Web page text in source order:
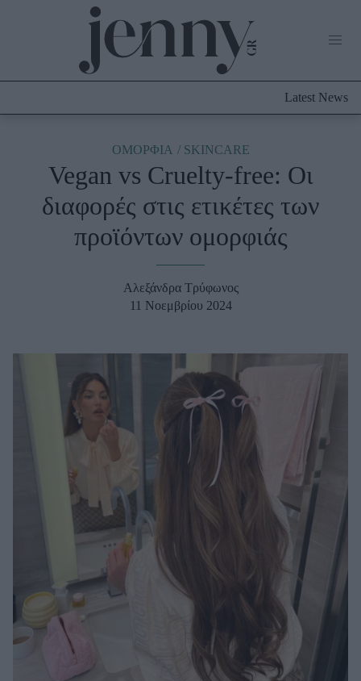
Culture
Fashion
Shopping
Beauty - Ομορφιά
Μαλλιά - Νύχια
Well being
Υγεία + Διατροφή
Σχέσεις & Σεξ
Woman Power
Parenting
Working Girl
Real Women
Latest News
ΟΜΟΡΦΙΑ SKINCARE
Vegan vs Cruelty-free: Οι
διαφορές στις ετικέτες των
προϊόντων ομορφιάς
Αλεξάνδρα Τρύφωνος
11 Νοεμβρίου 2024